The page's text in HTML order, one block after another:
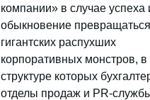
компании» в случае
обыкновение
гигантских распухших
корпоративных монстров, в
структуре которых
отделы продаж и PR-